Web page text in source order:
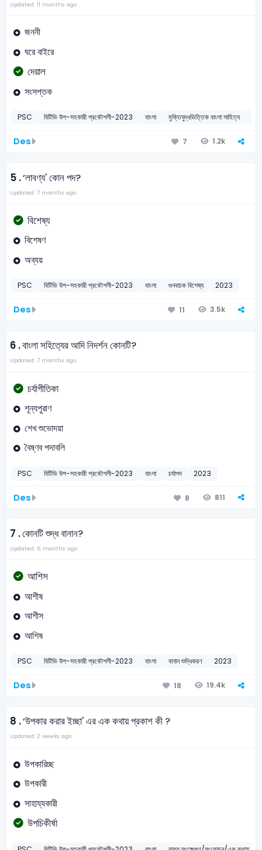
Updated: 11 months ago
জননী
ঘরে বাইরে
দেয়াল
সংসপ্তক
PSC বিটিভি উপ-সহকারী প্রকৌশলী-2023 বাংলা মুক্তিযুদ্ধভিত্তিক বাংলা সাহিত্য
Des 7 1.2k
5 .‘লাবণ্য' কোন পদ?
Updated: 7 months ago
বিশেষ্য
বিশেষণ
অব্যয়
PSC বিটিভি উপ-সহকারী প্রকৌশলী-2023 বাংলা গুনবাচক বিশেষ্য 2023
Des 11 3.5k
6 .বাংলা সহিত্যের আদি নিদর্শন কোনটি?
Updated: 7 months ago
চর্যাগীতিকা
শূন্যপুরাণ
শেখ শুভোদয়া
বৈষ্ণব পদাবলি
PSC বিটিভি উপ-সহকারী প্রকৌশলী-2023 বাংলা চর্যাপদ 2023
Des 8 811
7 .কোনটি শুদ্ধ বানান?
Updated: 6 months ago
আশিস
আশীষ
আশীস
আশিষ
PSC বিটিভি উপ-সহকারী প্রকৌশলী-2023 বাংলা বানান শুদ্ধিকরণ 2023
Des 18 19.4k
8 .‘উপকার করার ইচ্ছা' এর এক কথায় প্রকাশ কী ?
Updated: 2 weeks ago
উপকারিচ্ছ
উপকারী
সাহায্যকারী
উপচিকীর্ষা